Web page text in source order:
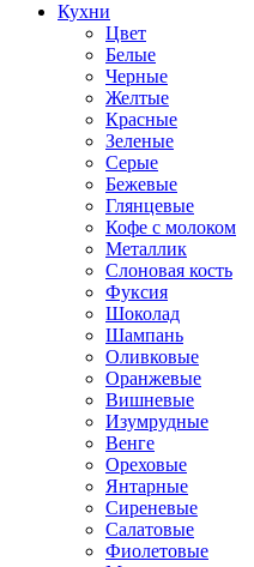
Кухни
Цвет
Белые
Черные
Желтые
Красные
Зеленые
Серые
Бежевые
Глянцевые
Кофе с молоком
Металлик
Слоновая кость
Фуксия
Шоколад
Шампань
Оливковые
Оранжевые
Вишневые
Изумрудные
Венге
Ореховые
Янтарные
Сиреневые
Салатовые
Фиолетовые